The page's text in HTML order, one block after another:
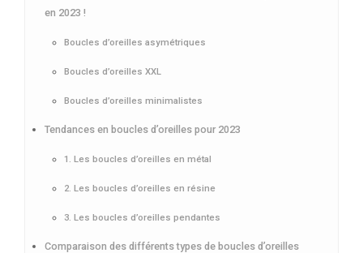
en 2023 !
Boucles d’oreilles asymétriques
Boucles d’oreilles XXL
Boucles d’oreilles minimalistes
Tendances en boucles d’oreilles pour 2023
1. Les boucles d’oreilles en métal
2. Les boucles d’oreilles en résine
3. Les boucles d’oreilles pendantes
Comparaison des différents types de boucles d’oreilles